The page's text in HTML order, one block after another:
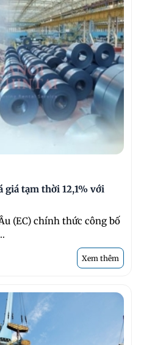
giá tạm thời 12,1% với
(EC) chính thức công bố
Xem thêm